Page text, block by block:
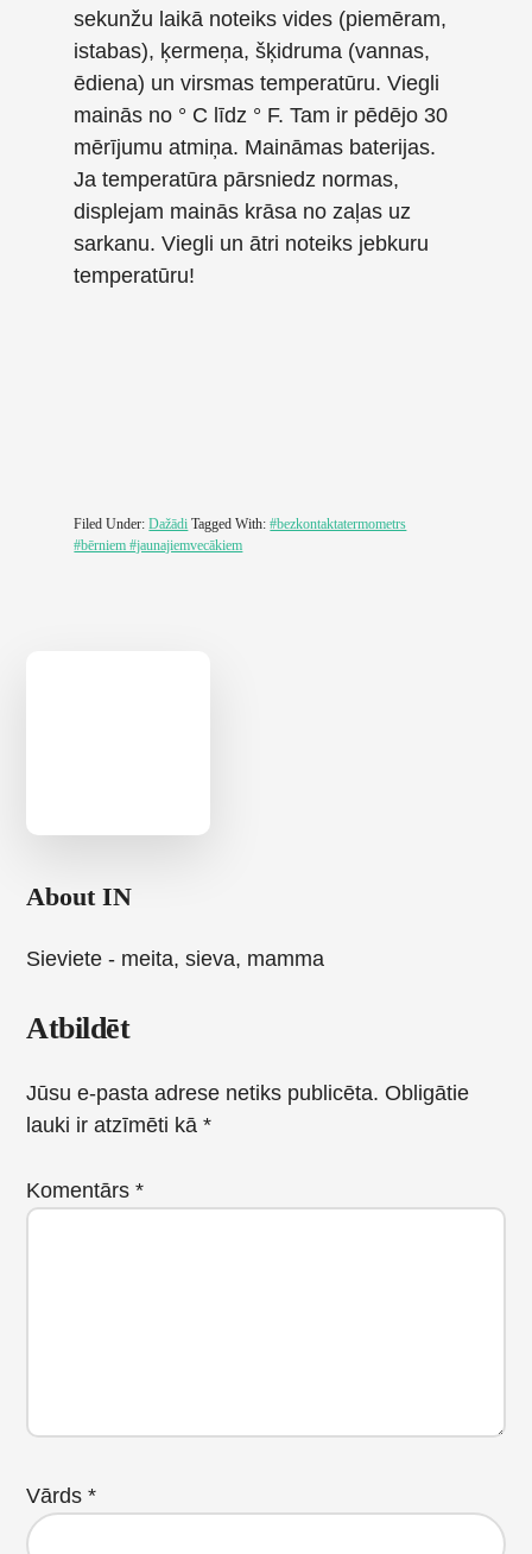
sekunžu laikā noteiks vides (piemēram,
istabas), ķermeņa, šķidruma (vannas,
ēdiena) un virsmas temperatūru. Viegli
mainās no ° C līdz ° F. Tam ir pēdējo 30
mērījumu atmiņa. Maināmas baterijas.
Ja temperatūra pārsniedz normas,
displejam mainās krāsa no zaļas uz
sarkanu. Viegli un ātri noteiks jebkuru
temperatūru!
Filed Under:Dažādi Tagged With:#bezkontaktatermometrs
#bērniem #jaunajiemvecākiem
AboutIN
Sieviete - meita, sieva, mamma
Reader
Interactions
Atbildēt
Jūsu e-pasta adrese netiks publicēta. Obligātie
lauki ir atzīmēti kā*
Komentārs*
Vārds*